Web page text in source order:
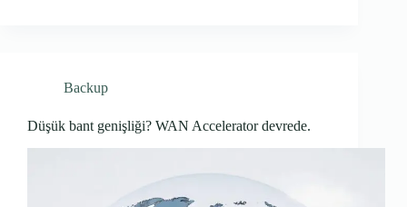
Backup
Düşük bant genişliği? WAN Accelerator devrede.